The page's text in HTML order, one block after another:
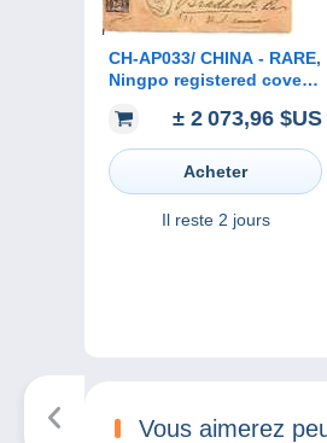
CH-AP033/ CHINA - RARE,
Ningpo registered cover,
French P.O. Shanghai to
USA 1900
± 2 073,96 $US
Acheter
Il reste 2 jours
Vous aimerez